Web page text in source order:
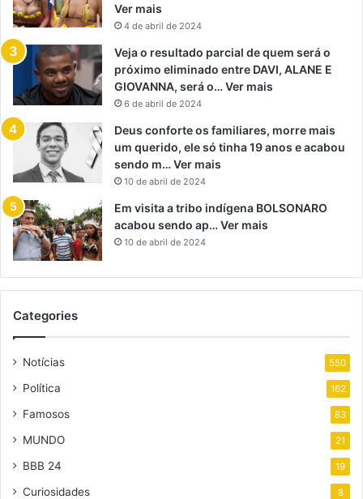
Ver mais
4 de abril de 2024
Veja o resultado parcial de quem será o
próximo eliminado entre DAVI, ALANE E
GIOVANNA, será o… Ver mais
6 de abril de 2024
Deus conforte os familiares, morre mais
um querido, ele só tinha 19 anos e acabou
sendo m… Ver mais
10 de abril de 2024
Em visita a tribo indígena BOLSONARO
acabou sendo ap… Ver mais
10 de abril de 2024
Categories
Notícias 550
Política 162
Famosos 83
MUNDO 21
BBB 24 19
Curiosidades 8